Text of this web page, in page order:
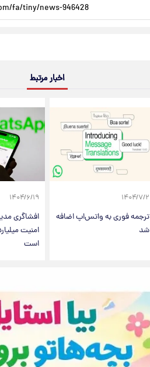
اخبار مرتبط
۱۴۰۴/۷/۲
ترجمه فوری به واتس‌اپ اضافه
شد
۱۴۰۴/۶/۱۹
افشاگری
امنیت
است